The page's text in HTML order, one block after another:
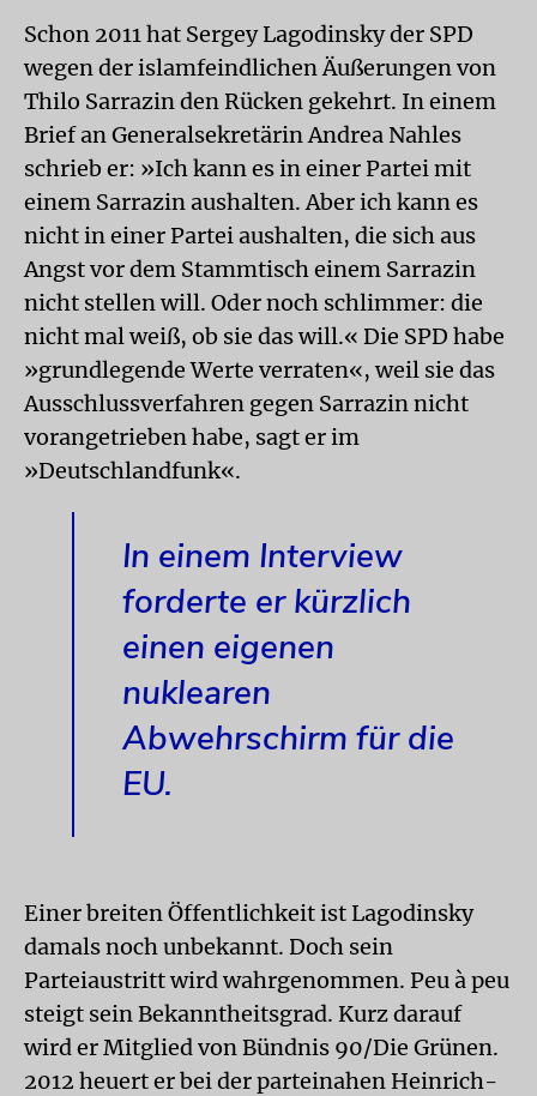
Schon 2011 hat Sergey Lagodinsky der SPD
wegen der islamfeindlichen Äußerungen von
Thilo Sarrazin den Rücken gekehrt. In einem
Brief an Generalsekretärin Andrea Nahles
schrieb er: »Ich kann es in einer Partei mit
einem Sarrazin aushalten. Aber ich kann es
nicht in einer Partei aushalten, die sich aus
Angst vor dem Stammtisch einem Sarrazin
nicht stellen will. Oder noch schlimmer: die
nicht mal weiß, ob sie das will.« Die SPD habe
»grundlegende Werte verraten«, weil sie das
Ausschlussverfahren gegen Sarrazin nicht
vorangetrieben habe, sagt er im
»Deutschlandfunk«.
In einem Interview
forderte er kürzlich
einen eigenen
nuklearen
Abwehrschirm für die
EU.
Einer breiten Öffentlichkeit ist Lagodinsky
damals noch unbekannt. Doch sein
Parteiaustritt wird wahrgenommen. Peu à peu
steigt sein Bekanntheitsgrad. Kurz darauf
wird er Mitglied von Bündnis 90/Die Grünen.
2012 heuert er bei der parteinahen Heinrich-